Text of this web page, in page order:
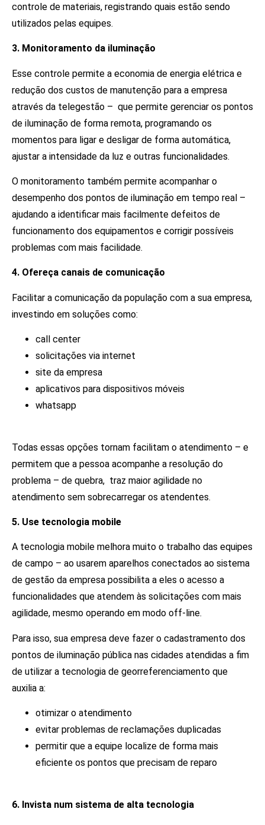
controle de materiais, registrando quais estão sendo
utilizados pelas equipes.
3. Monitoramento da iluminação
Esse controle permite a economia de energia elétrica e
redução dos custos de manutenção para a empresa
através da telegestão – que permite gerenciar os pontos
de iluminação de forma remota, programando os
momentos para ligar e desligar de forma automática,
ajustar a intensidade da luz e outras funcionalidades.
O monitoramento também permite acompanhar o
desempenho dos pontos de iluminação em tempo real –
ajudando a identificar mais facilmente defeitos de
funcionamento dos equipamentos e corrigir possíveis
problemas com mais facilidade.
4. Ofereça canais de comunicação
Facilitar a comunicação da população com a sua empresa,
investindo em soluções como:
call center
solicitações via internet
site da empresa
aplicativos para dispositivos móveis
whatsapp
Todas essas opções tornam facilitam o atendimento – e
permitem que a pessoa acompanhe a resolução do
problema – de quebra, traz maior agilidade no
atendimento sem sobrecarregar os atendentes.
5. Use tecnologia mobile
A tecnologia mobile melhora muito o trabalho das equipes
de campo – ao usarem aparelhos conectados ao sistema
de gestão da empresa possibilita a eles o acesso a
funcionalidades que atendem às solicitações com mais
agilidade, mesmo operando em modo off-line.
Para isso, sua empresa deve fazer o cadastramento dos
pontos de iluminação pública nas cidades atendidas a fim
de utilizar a tecnologia de georreferenciamento que
auxilia a:
otimizar o atendimento
evitar problemas de reclamações duplicadas
permitir que a equipe localize de forma mais
eficiente os pontos que precisam de reparo
6. Invista num sistema de alta tecnologia